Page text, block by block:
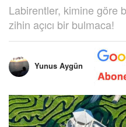
Labirentler, kimine göre
zihin açıcı bir bulmaca!
Yunus Aygün